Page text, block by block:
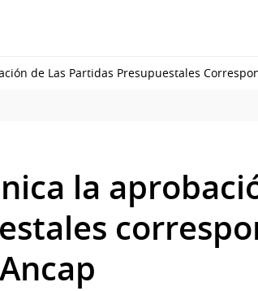
de Las Partidas Presupuestales
la